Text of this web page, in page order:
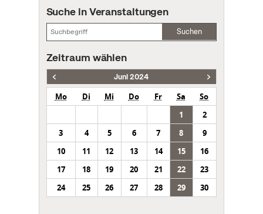
Suche in Veranstaltungen
Suchen
Zeitraum wählen
Juni 2024
Mo Di Mi Do Fr Sa
So
1
2
3
4 5 6 7 8
9
10
11 12 13 14 15
16
17
18 19 20 21 22
23
24
25 26 27 28 29 30